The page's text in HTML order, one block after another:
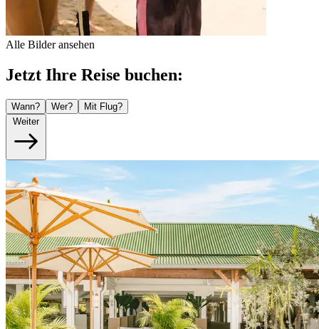
Alle Bilder ansehen
Jetzt Ihre Reise buchen:
Wann? Wer?
Mit Flug?
Weiter